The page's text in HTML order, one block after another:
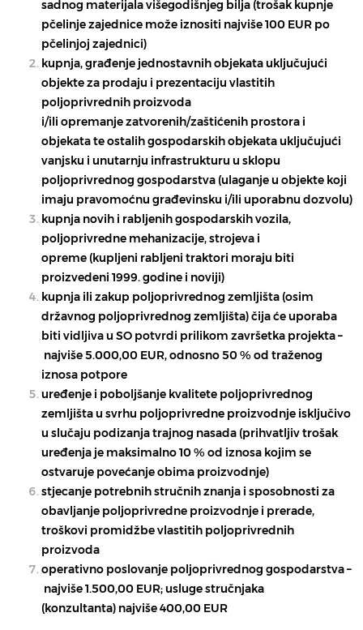
sadnog materijala višegodišnjeg bilja (trošak kupnje
pčelinje zajednice može iznositi najviše100 EURpo
pčelinjoj zajednici)
kupnja, građenjejednostavnih objekata uključujući
objekte za prodaju i prezentaciju vlastitih
poljoprivrednih proizvoda
i/ili opremanjezatvorenih/zaštićenih prostora i
objekata te ostalihgospodarskih objekatauključujući
vanjsku i unutarnju infrastrukturu u sklopu
poljoprivrednog gospodarstva (ulaganje u objekte koji
imaju pravomoćnu građevinsku i/ili uporabnu dozvolu)
kupnja novih i rabljenihgospodarskih vozila,
poljoprivredne mehanizacije, strojeva i
opreme(kupljeni rabljeni traktori moraju biti
proizvedeni 1999. godine i noviji)
kupnja ili zakup poljoprivrednog zemljišta(osim
državnog poljoprivrednog zemljišta) čija će uporaba
biti vidljiva u SO potvrdi prilikom završetka projekta –
najviše 5.000,00 EUR, odnosno 50 % od traženog
iznosa potpore
uređenje i poboljšanje kvalitete poljoprivrednog
zemljištau svrhu poljoprivredne proizvodnje isključivo
u slučaju podizanja trajnog nasada (prihvatljiv trošak
uređenja je maksimalno 10 % od iznosa kojim se
ostvaruje povećanje obima proizvodnje)
stjecanje potrebnihstručnih znanja i sposobnosti za
obavljanje poljoprivredne proizvodnje i prerade,
troškovi promidžbe vlastitih poljoprivrednih
proizvoda
operativno poslovanje poljoprivrednog gospodarstva –
najviše 1.500,00 EUR; usluge stručnjaka
(konzultanta) najviše 400,00 EUR